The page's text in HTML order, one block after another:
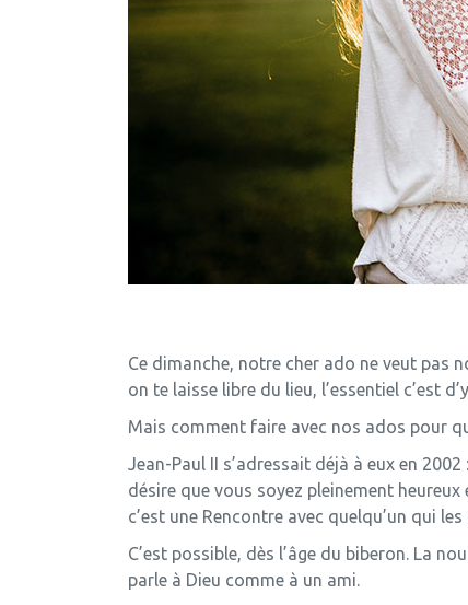
Ce dimanche, notre cher ado ne veut pas
on te laisse libre du lieu, l’essentiel c’est
Mais comment faire avec nos ados pour
Jean-Paul II s’adressait déjà à eux en
désire que vous soyez pleinement
c’est une Rencontre avec quelqu’un qui
C’est possible, dès l’âge du biberon. La
parle à Dieu comme à un ami.